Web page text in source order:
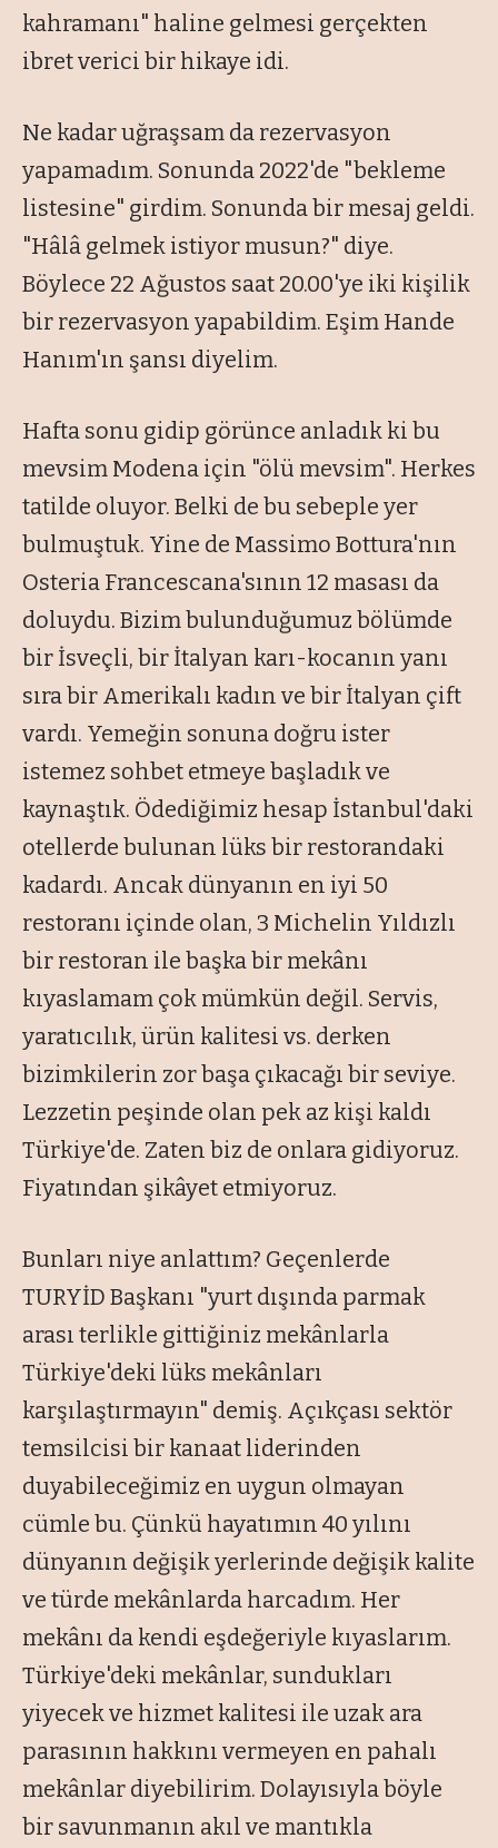
kahramanı" haline gelmesi gerçekten
ibret verici bir hikaye idi.
Ne kadar uğraşsam da rezervasyon
yapamadım. Sonunda 2022'de "bekleme
listesine" girdim. Sonunda bir mesaj geldi.
"Hâlâ gelmek istiyor musun?" diye.
Böylece 22 Ağustos saat 20.00'ye iki kişilik
bir rezervasyon yapabildim. Eşim Hande
Hanım'ın şansı diyelim.
Hafta sonu gidip görünce anladık ki bu
mevsim Modena için "ölü mevsim". Herkes
tatilde oluyor. Belki de bu sebeple yer
bulmuştuk. Yine de Massimo Bottura'nın
Osteria Francescana'sının 12 masası da
doluydu. Bizim bulunduğumuz bölümde
bir İsveçli, bir İtalyan karı-kocanın yanı
sıra bir Amerikalı kadın ve bir İtalyan çift
vardı. Yemeğin sonuna doğru ister
istemez sohbet etmeye başladık ve
kaynaştık. Ödediğimiz hesap İstanbul'daki
otellerde bulunan lüks bir restorandaki
kadardı. Ancak dünyanın en iyi 50
restoranı içinde olan, 3 Michelin Yıldızlı
bir restoran ile başka bir mekânı
kıyaslamam çok mümkün değil. Servis,
yaratıcılık, ürün kalitesi vs. derken
bizimkilerin zor başa çıkacağı bir seviye.
Lezzetin peşinde olan pek az kişi kaldı
Türkiye'de. Zaten biz de onlara gidiyoruz.
Fiyatından şikâyet etmiyoruz.
Bunları niye anlattım? Geçenlerde
TURYİD Başkanı "yurt dışında parmak
arası terlikle gittiğiniz mekânlarla
Türkiye'deki lüks mekânları
karşılaştırmayın" demiş. Açıkçası sektör
temsilcisi bir kanaat liderinden
duyabileceğimiz en uygun olmayan
cümle bu. Çünkü hayatımın 40 yılını
dünyanın değişik yerlerinde değişik kalite
ve türde mekânlarda harcadım. Her
mekânı da kendi eşdeğeriyle kıyaslarım.
Türkiye'deki mekânlar, sundukları
yiyecek ve hizmet kalitesi ile uzak ara
parasının hakkını vermeyen en pahalı
mekânlar diyebilirim. Dolayısıyla böyle
bir savunmanın akıl ve mantıkla